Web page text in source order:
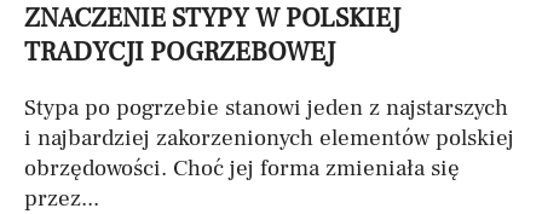
ZNACZENIE STYPY W POLSKIEJ
TRADYCJI POGRZEBOWEJ
Stypa po pogrzebie stanowi jeden z najstarszych
i najbardziej zakorzenionych elementów polskiej
obrzędowości. Choć jej forma zmieniała się
przez...